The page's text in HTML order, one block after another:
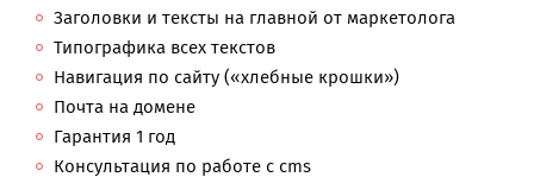
Заголовки и тексты на главной от маркетолога
Типографика всех текстов
Навигация по сайту («хлебные крошки»)
Почта на домене
Гарантия 1 год
Консультация по работе с cms